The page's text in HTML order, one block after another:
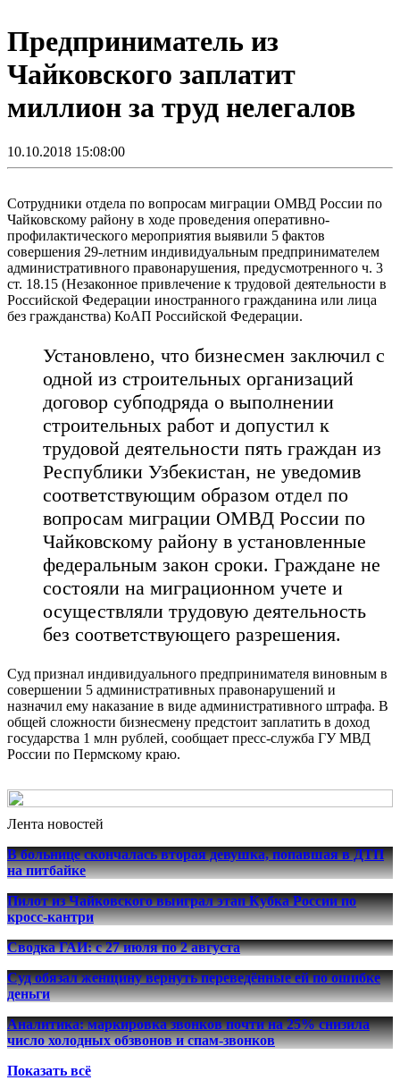
Предприниматель из
Чайковского заплатит
миллион за труд нелегалов
10.10.2018 15:08:00
Сотрудники отдела по вопросам миграции ОМВД России по
Чайковскому району в ходе проведения оперативно-
профилактического мероприятия выявили 5 фактов
совершения 29-летним индивидуальным предпринимателем
административного правонарушения, предусмотренного ч. 3
ст. 18.15 (Незаконное привлечение к трудовой деятельности в
Российской Федерации иностранного гражданина или лица
без гражданства) КоАП Российской Федерации.
Установлено, что бизнесмен заключил с
одной из строительных организаций
договор субподряда о выполнении
строительных работ и допустил к
трудовой деятельности пять граждан из
Республики Узбекистан, не уведомив
соответствующим образом отдел по
вопросам миграции ОМВД России по
Чайковскому району в установленные
федеральным закон сроки. Граждане не
состояли на миграционном учете и
осуществляли трудовую деятельность
без соответствующего разрешения.
Суд признал индивидуального предпринимателя виновным в
совершении 5 административных правонарушений и
назначил ему наказание в виде административного штрафа. В
общей сложности бизнесмену предстоит заплатить в доход
государства 1 млн рублей, сообщает пресс-служба ГУ МВД
России по Пермскому краю.
Лента новостей
В больнице скончалась вторая девушка, попавшая в ДТП
на питбайке
Пилот из Чайковского выиграл этап Кубка России по
кросс-кантри
Сводка ГАИ: с 27 июля по 2 августа
Суд обязал женщину вернуть переведённые ей по ошибке
деньги
Аналитика: маркировка звонков почти на 25% снизила
число холодных обзвонов и спам-звонков
Показать всё